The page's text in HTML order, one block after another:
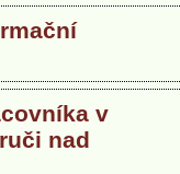
v
nad